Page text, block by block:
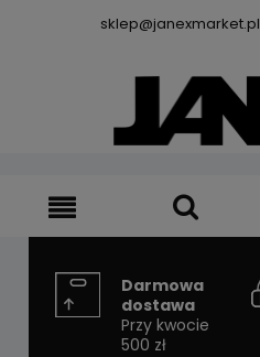
sklep@janexmarket.pl
Darmowa
dostawa
Przy kwocie
500 zł